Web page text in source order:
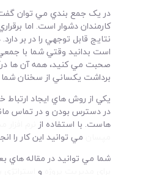
در يک جمع بندي مي توان گفت
کارمندان دشوار است. اما
نتايج قابل توجهي را در بر دارد.
است بدانيد وقتي شما با جمعي
صحبت مي کنيد، همه آن ها
برداشت يکساني از سخنان
يکي از روش هاي ايجاد ارتباط
در دسترس بودن و در تماس
هاست. با استفاده از
مي توانيد اين کار را
شما مي توانيد در مقاله هاي
و